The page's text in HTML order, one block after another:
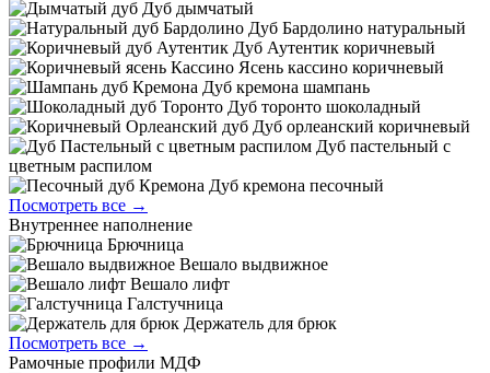
Дуб дымчатый
Дуб Бардолино натуральный
Дуб Аутентик коричневый
Ясень кассино коричневый
Дуб кремона шампань
Дуб торонто шоколадный
Дуб орлеанский коричневый
Дуб пастельный с
цветным распилом
Дуб кремона песочный
Посмотреть все →
Внутреннее наполнение
Брючница
Вешало выдвижное
Вешало лифт
Галстучница
Держатель для брюк
Посмотреть все →
Рамочные профили МДФ